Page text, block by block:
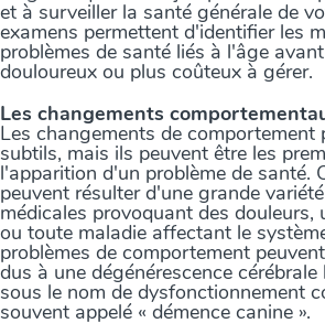
et à surveiller la santé générale de
examens permettent d'identifier les
problèmes de santé liés à l'âge
douloureux ou plus coûteux à gérer.
Les changements
Les changements de comportement
subtils, mais ils peuvent être les
l'apparition d'un problème de santé.
peuvent résulter d'une grande
médicales provoquant des douleurs,
ou toute maladie affectant le
problèmes de comportement
dus à une dégénérescence
sous le nom de dysfonctionnement
souvent appelé « démence canine ».